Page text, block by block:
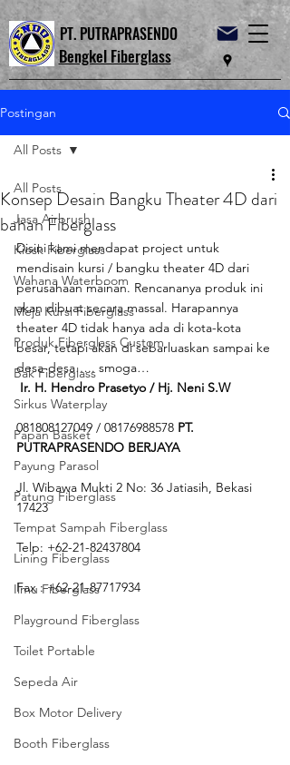
PT. PUTRAPRASENDO
Bengkel Fiberglass
Postingan
All Posts
Jasa Airbrush
Kiosk Fiberglass
Wahana Waterboom
Meja Kursi Fiberglass
Produk Fiberglass Custom
Bak Fiberglass
Sirkus Waterplay
Papan Basket
Payung Parasol
Patung Fiberglass
Tempat Sampah Fiberglass
Lining Fiberglass
Ilmu Fiberglass
Playground Fiberglass
Toilet Portable
Sepeda Air
Box Motor Delivery
Booth Fiberglass
All Posts
Konsep Desain Bangku Theater 4D dari
bahan Fiberglass
Disini kami mendapat project untuk
mendisain kursi / bangku theater 4D dari
perusahaan mainan. Rencananya produk ini
akan dibuat secara massal. Harapannya
theater 4D tidak hanya ada di kota-kota
besar, tetapi akan di sebarluaskan sampai ke
desa-desa….. smoga…
Ir. H. Hendro Prasetyo / Hj. Neni S.W
081808127049 / 08176988578 PT.
PUTRAPRASENDO BERJAYA
Jl. Wibawa Mukti 2 No: 36 Jatiasih, Bekasi
17423
Telp: +62-21-82437804
Fax : +62-21-87717934